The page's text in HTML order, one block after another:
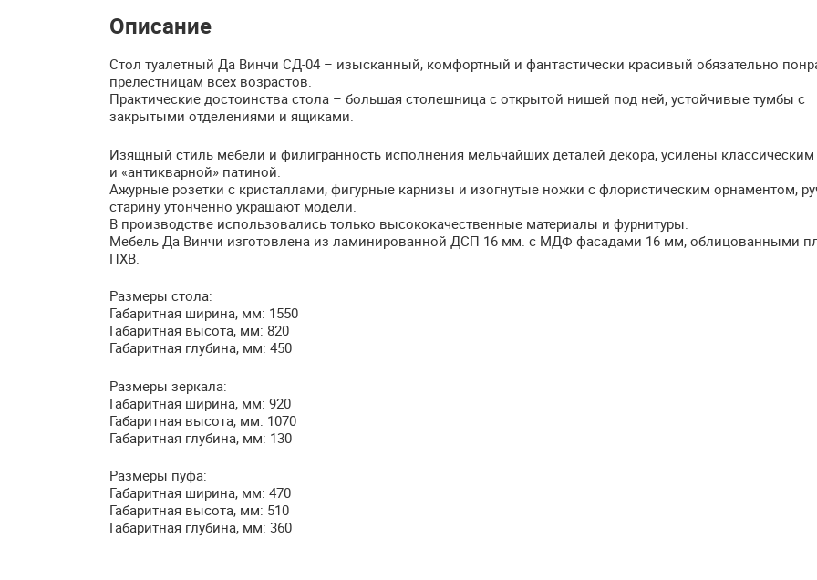
Описание
Стол туалетный Да Винчи СД-04 – изысканный, комфортный и фантастически красивый обязательно
прелестницам всех возрастов.
Практические достоинства стола – большая столешница с открытой нишей под ней, устойчивые тумбы с
закрытыми отделениями и ящиками.
Изящный стиль мебели и филигранность исполнения мельчайших деталей декора, усилены
и «антикварной» патиной.
Ажурные розетки с кристаллами, фигурные карнизы и изогнутые ножки с флористическим орнаментом,
старину утончённо украшают модели.
В производстве использовались только высококачественные материалы и фурнитуры.
Мебель Да Винчи изготовлена из ламинированной ДСП 16 мм. с МДФ фасадами 16 мм, облицованными
ПХВ
Размеры стола:
Габаритная ширина, мм: 1550
Габаритная высота, мм: 820
Габаритная глубина, мм: 450
Размеры зеркала:
Габаритная ширина, мм: 920
Габаритная высота, мм: 1070
Габаритная глубина, мм: 130
Размеры пуфа:
Габаритная ширина, мм: 470
Габаритная высота, мм: 510
Габаритная глубина, мм: 360